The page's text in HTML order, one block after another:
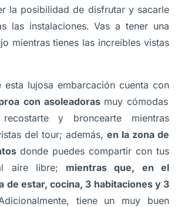
la posibilidad de disfrutar y sacarle
las instalaciones. Vas a tener una
mientras tienes las increíbles vistas
esta lujosa embarcación cuenta con
con asoleadoras muy cómodas
y broncearte mientras
del tour; además, en la zona de
donde puedes compartir con tus
aire libre; mientras que, en el
de estar, cocina, 3 habitaciones y 3
tiene un muy buen